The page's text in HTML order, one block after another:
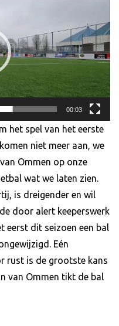
00:03
het spel van het eerste
niet meer aan, we
Ommen op onze
wat we laten zien.
is dreigender en wil
door alert keeperswerk
eerst dit seizoen een bal
Eén
rust is de grootste kans
van Ommen tikt de bal